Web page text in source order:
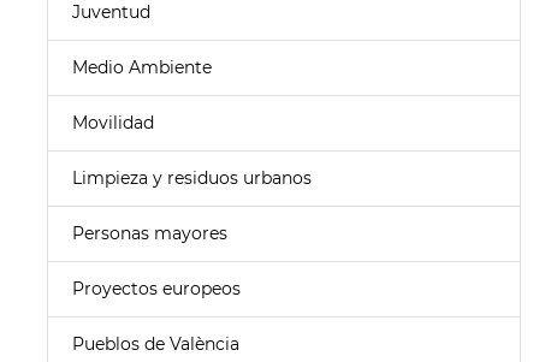
Juventud
Medio Ambiente
Movilidad
Limpieza y residuos urbanos
Personas mayores
Proyectos europeos
Pueblos de València